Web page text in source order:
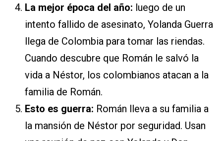
La mejor época del año: luego de un
intento fallido de asesinato, Yolanda Guerra
llega de Colombia para tomar las riendas.
Cuando descubre que Román le salvó la
vida a Néstor, los colombianos atacan a la
familia de Román.
Esto es guerra: Román lleva a su familia a
la mansión de Néstor por seguridad. Usan